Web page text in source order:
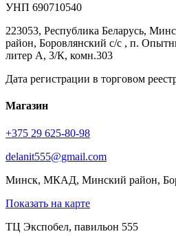
УНП 690710540
223053, Республика Беларусь,
район, Боровлянский с/с , п.
литер А, 3/К, комн.303
Дата регистрации в торговом
Магазин
+375 29 625-80-98
delanit555@gmail.com
Минск, МКАД, Минский район,
Показать на карте
ТЦ Экспобел, павильон 555